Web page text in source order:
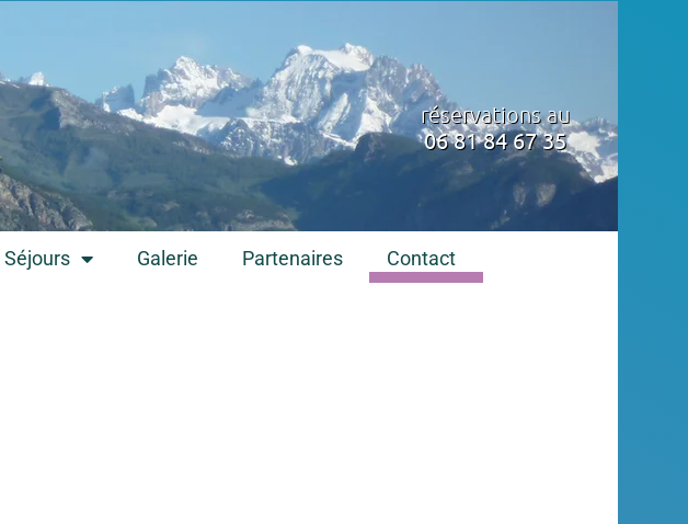
réservations au
06 81 84 67 35
Séjours Galerie Partenaires Contact